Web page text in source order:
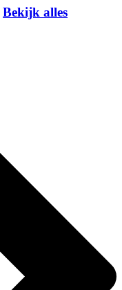
Bekijk alles